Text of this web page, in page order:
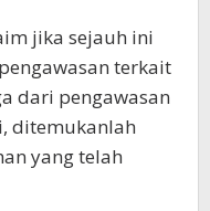
jika sejauh ini
terkait
dari pengawasan
ditemukanlah
yang telah